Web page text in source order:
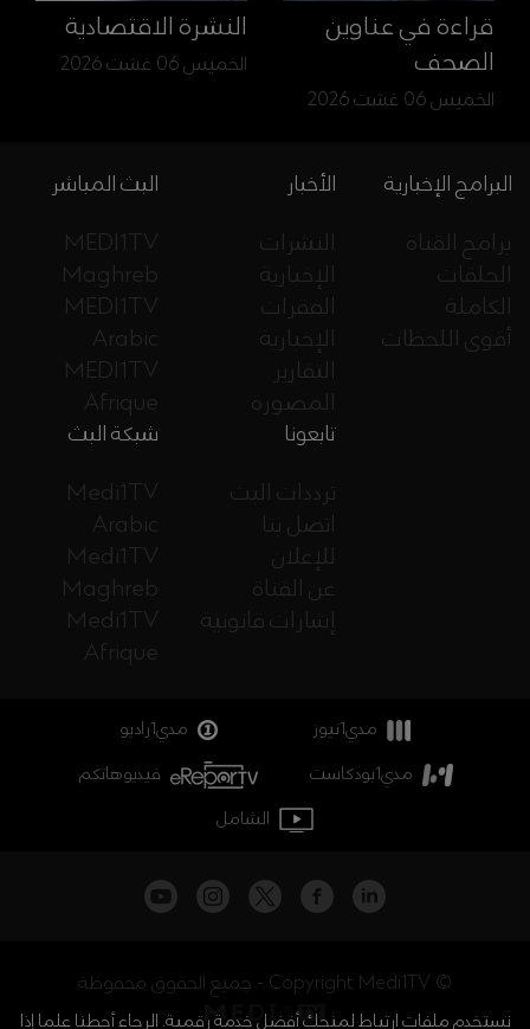
قراءة في عناوين
الصحف
الخميس 06 غشت 2026
النشرة الاقتصادية
الخميس 06 غشت 2026
البث المباشر
MEDI1TV
Maghreb
MEDI1TV
Arabic
MEDI1TV
Afrique
الأخبار
النشرات
الإخبارية
الفقرات
الإخبارية
التقارير
المصورة
البرامج الإخبارية
برامج القناة
الحلقات
الكاملة
أقوى اللحظات
شبكة البث
Medi1TV
Arabic
Medi1TV
Maghreb
Medi1TV
Afrique
تابعونا
ترددات البث
اتصل بنا
للإعلان
عن القناة
إشارات قانونية
مدي1نيوز
مدي1راديو
مدي1بودكاست
فيديوهاتكم
الشامل
جميع الحقوق محفوظة - Copyright Medi1TV ©
نستخدم ملفات ارتباط لمنحك أفضل خدمة رقمية. الرجاء أحطنا علما إذا